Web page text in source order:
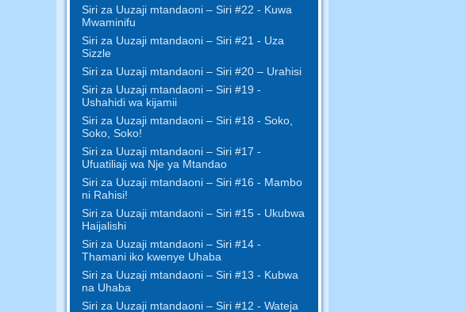
Siri za Uuzaji mtandaoni – Siri #22 - Kuwa
Mwaminifu
Siri za Uuzaji mtandaoni – Siri #21 - Uza
Sizzle
Siri za Uuzaji mtandaoni – Siri #20 – Urahisi
Siri za Uuzaji mtandaoni – Siri #19 -
Ushahidi wa kijamii
Siri za Uuzaji mtandaoni – Siri #18 - Soko,
Soko, Soko!
Siri za Uuzaji mtandaoni – Siri #17 -
Ufuatiliaji wa Nje ya Mtandao
Siri za Uuzaji mtandaoni – Siri #16 - Mambo
ni Rahisi!
Siri za Uuzaji mtandaoni – Siri #15 - Ukubwa
Haijalishi
Siri za Uuzaji mtandaoni – Siri #14 -
Thamani iko kwenye Uhaba
Siri za Uuzaji mtandaoni – Siri #13 - Kubwa
na Uhaba
Siri za Uuzaji mtandaoni – Siri #12 - Wateja